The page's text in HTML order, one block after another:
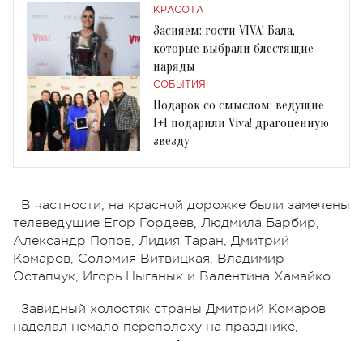
КРАСОТА
Засияем: гости VIVA! Бала,
которые выбрали блестящие
наряды
СОБЫТИЯ
Подарок со смыслом: ведущие
1+1 подарили Viva! драгоценную
звезду
В частности, на красной дорожке были замечены
телеведущие Егор Гордеев, Людмила Барбир,
Александр Попов, Лидия Таран, Дмитрий
Комаров, Соломия Витвицкая, Владимир
Остапчук, Игорь Цыганык и Валентина Хамайко.
Завидный холостяк страны Дмитрий Комаров
наделал немало переполоху на празднике,